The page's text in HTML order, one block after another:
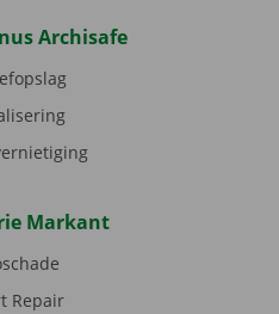
Archisafe
Markant
Repair